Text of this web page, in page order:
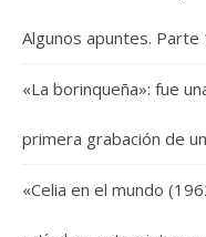
Algunos apuntes. Parte
«La borinqueña»: fue
primera grabación de
«Celia en el mundo